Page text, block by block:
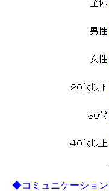
◆コミュニケーショ